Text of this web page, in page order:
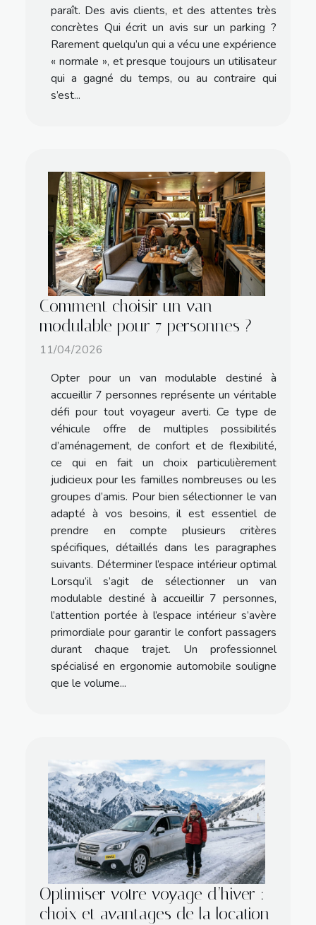
paraît. Des avis clients, et des attentes très
concrètes Qui écrit un avis sur un parking ?
Rarement quelqu’un qui a vécu une expérience
« normale », et presque toujours un utilisateur
qui a gagné du temps, ou au contraire qui
s’est...
Comment choisir un van
modulable pour 7 personnes ?
11/04/2026
Opter pour un van modulable destiné à
accueillir 7 personnes représente un véritable
défi pour tout voyageur averti. Ce type de
véhicule offre de multiples possibilités
d’aménagement, de confort et de flexibilité,
ce qui en fait un choix particulièrement
judicieux pour les familles nombreuses ou les
groupes d’amis. Pour bien sélectionner le van
adapté à vos besoins, il est essentiel de
prendre en compte plusieurs critères
spécifiques, détaillés dans les paragraphes
suivants. Déterminer l’espace intérieur optimal
Lorsqu’il s’agit de sélectionner un van
modulable destiné à accueillir 7 personnes,
l’attention portée à l’espace intérieur s’avère
primordiale pour garantir le confort passagers
durant chaque trajet. Un professionnel
spécialisé en ergonomie automobile souligne
que le volume...
Optimiser votre voyage d’hiver :
choix et avantages de la location